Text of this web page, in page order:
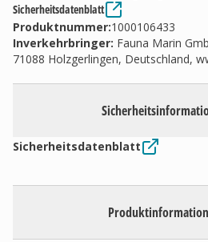
Sicherheitsdatenblatt
Produktnummer:1000106433
Inverkehrbringer: Fauna Marin
71088 Holzgerlingen, Deutschland,
Sicherheitsdatenblatt